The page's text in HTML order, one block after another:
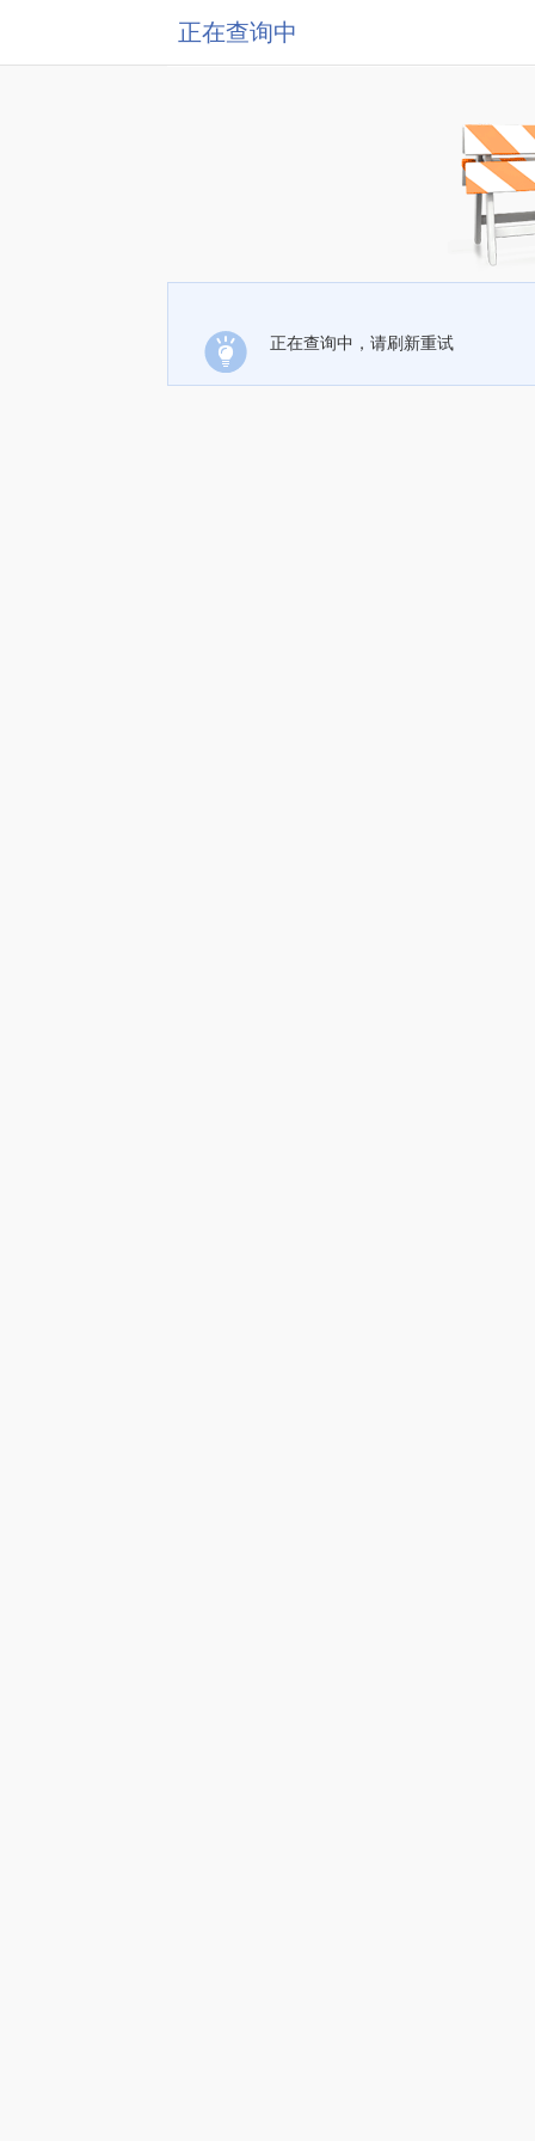
正在查询中
正在查询中，请刷新重试